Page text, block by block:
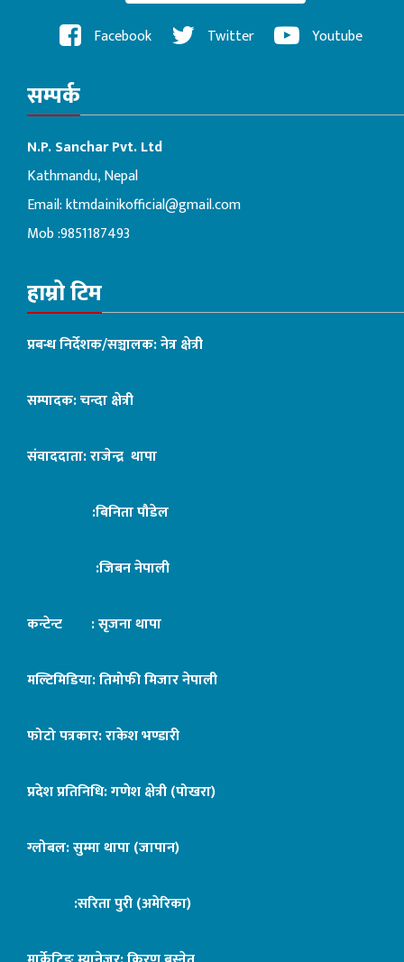
Facebook Twitter Youtube
सम्पर्क
N.P. Sanchar Pvt. Ltd
Kathmandu, Nepal
Email:ktmdainikofficial@gmail.com
Mob :9851187493
हाम्रो टिम
प्रबन्ध निर्देशक/सञ्चालक: नेत्र क्षेत्री
सम्पादक: चन्दा क्षेत्री
संवाददाता: राजेन्द्र थापा
:बिनिता पौडेल
:जिबन नेपाली
कन्टेन्ट : सृजना थापा
मल्टिमिडिया: तिमोफी मिजार नेपाली
फोटो पत्रकार: राकेश भण्डारी
प्रदेश प्रतिनिधि: गणेश क्षेत्री (पोखरा)
ग्लोबल: सुम्मा थापा (जापान)
:सरिता पुरी (अमेरिका)